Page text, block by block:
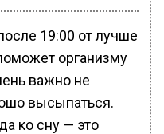
19:00 от лучше
организму
важно не
высыпаться.
ко сну — это